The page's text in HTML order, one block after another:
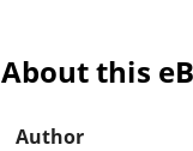
About this
Author